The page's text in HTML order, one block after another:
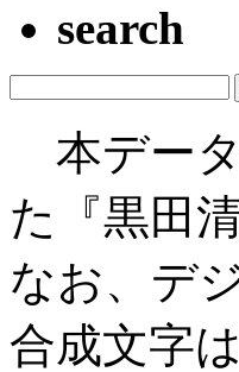
search
本デー
た『黒田
なお、デ
合成文字